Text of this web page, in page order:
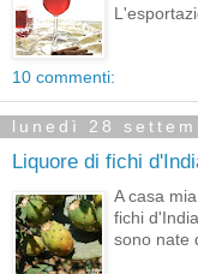
10 commenti:
lunedì 28
Liquore di fichi
A casa
fichi
sono nate